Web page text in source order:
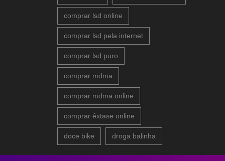
comprar lsd online
comprar lsd pela internet
comprar lsd puro
comprar mdma
comprar mdma online
comprar êxtase online
doce bike droga balinha